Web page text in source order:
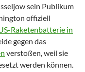
sein Publikum
offiziell
Raketenbatterie in
gegen das
verstoßen, weil sie
werden können.